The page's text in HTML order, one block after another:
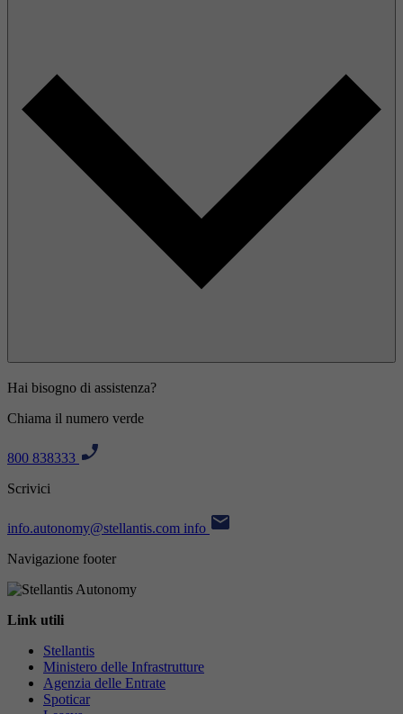
Hai bisogno di assistenza?
Chiama il numero verde
800 838333
Scrivici
info.autonomy@stellantis.com info
Navigazione footer
Link utili
Stellantis
Ministero delle Infrastrutture
Agenzia delle Entrate
Spoticar